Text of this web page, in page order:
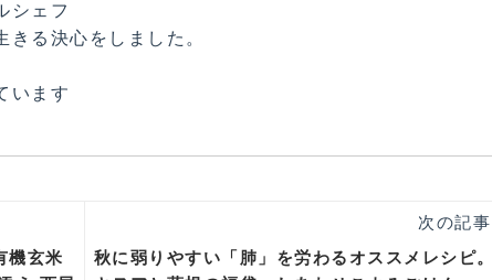
シェフ
る決心をしました。
います
機玄米
次の記事
秋に弱りやすい「肺」を労わるオススメレシピ